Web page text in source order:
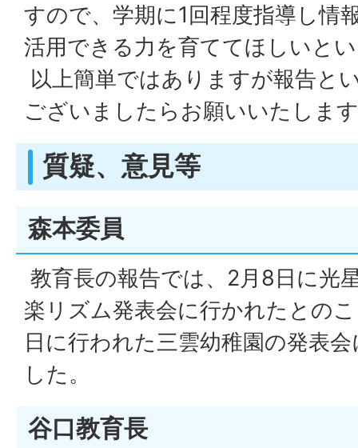
すので、学期に1回程度指導し情
活用できる力を育ててほしいと
以上簡単ではありますが報告と
ございましたらお願いいたしま
質疑、意見等
森本委員
教育長の報告では、2月8日に光
楽リズム発表会に行かれたとの
日に行われた三雲幼稚園の発表
した。
谷口教育長